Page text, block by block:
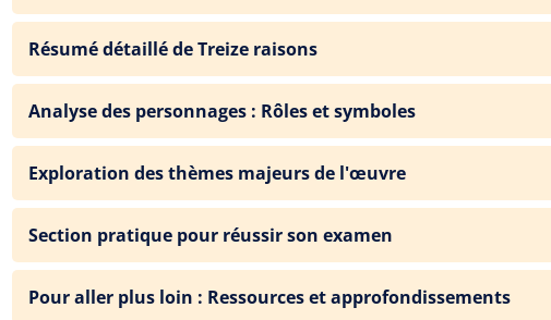
Résumé détaillé de Treize raisons
Analyse des personnages : Rôles et symboles
Exploration des thèmes majeurs de l'œuvre
Section pratique pour réussir son examen
Pour aller plus loin : Ressources et approfondissements